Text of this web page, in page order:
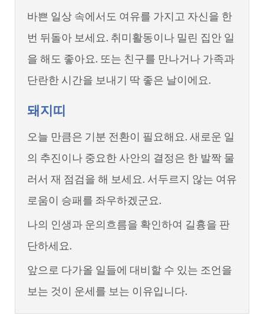
바쁜 일상 속에서도 여유를 가지고 자신을 한
번 뒤돌아 보세요. 취미활동이나 밀린 집안 일
을 해도 좋아요. 또는 친구를 만나거나 가족과
단란한 시간을 보내기 딱 좋은 날이에요.
돼지띠
오늘 만큼은 기분 전환이 필요해요. 새로운 일
의 추진이나 중요한 사안의 결정은 한 발짝 물
러서 재 점검을 해 보세요. 서두르지 않는 여유
로움이 승패를 좌우하겠군요.
나의 인생과 운의흐름을 확인하여 길흉을 판
단하세요.
앞으로 다가올 일들에 대비할 수 있는 조언을
보는 것이 운세를 보는 이유입니다.